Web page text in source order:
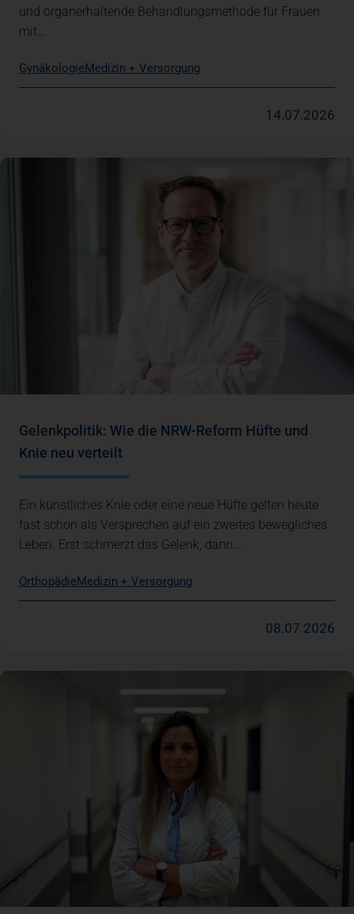
und organerhaltende Behandlungsmethode für Frauen
mit…
GynäkologieMedizin + Versorgung
14.07.2026
Gelenkpolitik: Wie die NRW-Reform Hüfte und
Knie neu verteilt
Ein künstliches Knie oder eine neue Hüfte gelten heute
fast schon als Versprechen auf ein zweites bewegliches
Leben. Erst schmerzt das Gelenk, dann…
OrthopädieMedizin + Versorgung
08.07.2026